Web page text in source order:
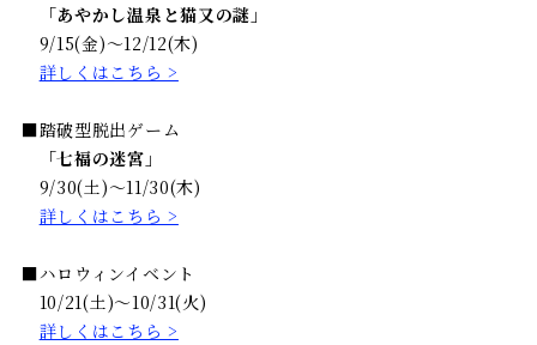
「あやかし温泉と猫又の謎」
9/15(金)～12/12(木)
詳しくはこちら >
■踏破型脱出ゲーム
「七福の迷宮」
9/30(土)～11/30(木)
詳しくはこちら >
■ハロウィンイベント
10/21(土)～10/31(火)
詳しくはこちら >